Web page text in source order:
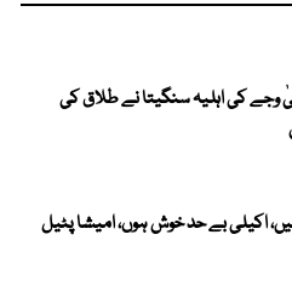
وجے کی اہلیہ سنگیتا نے طلاق کی
اکیلی بے حد خوش ہوں، امیشا پٹیل